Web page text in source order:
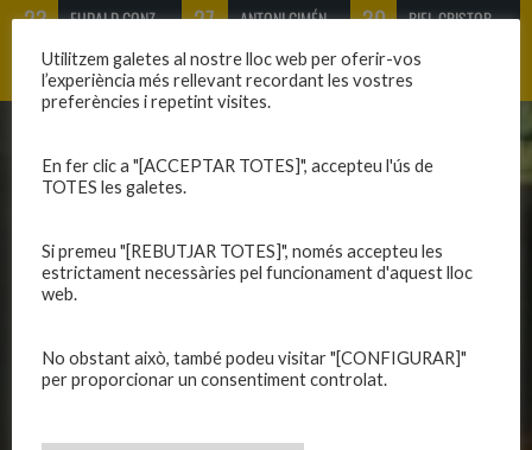
23 EUDALD GONZÁLEZ «EUDALD» 27 ANTONI GIMÉNEZ «TONI» 30 BIEL CRISTOBAL «BIEL»
CLUB
Publicacions
Avís legal
Política de galetes
Privadesa a les xarxes
EQUIPS
Equips masculins
Escola
Patrocinadors
Utilitzem galetes al nostre lloc web per oferir-vos
l’experiència més rellevant recordant les vostres
preferències i repetint visites.
En fer clic a "[ACCEPTAR TOTES]", accepteu l'ús de
TOTES les galetes.
Si premeu "[REBUTJAR TOTES]", només accepteu les
estrictament necessàries pel funcionament d'aquest lloc
web.
No obstant això, també podeu visitar "[CONFIGURAR]"
per proporcionar un consentiment controlat.